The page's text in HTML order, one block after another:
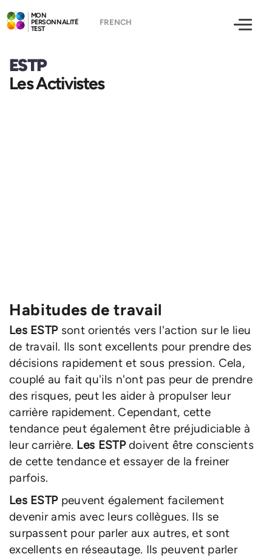
MON
PERSONNALITÉ
TEST
ESTP
Les Activistes
Habitudes de travail
Les ESTP sont orientés vers l'action sur le lieu
de travail. Ils sont excellents pour prendre des
décisions rapidement et sous pression. Cela,
couplé au fait qu'ils n'ont pas peur de prendre
des risques, peut les aider à propulser leur
carrière rapidement. Cependant, cette
tendance peut également être préjudiciable à
leur carrière. Les ESTPdoivent être conscients
de cette tendance et essayer de la freiner
parfois.
Les ESTP peuvent également facilement
devenir amis avec leurs collègues. Ils se
surpassent pour parler aux autres, et sont
excellents en réseautage. Ils peuvent parler